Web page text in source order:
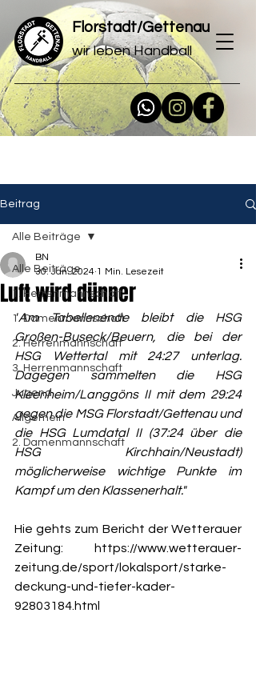
Florstadt/Gettenau
wir leben Handball
Beitrag
Alle Beiträge
1. Herrenmannschaft
1. Damenmannschaft
2. Herrenmannschaft
3. Herrenmannschaft
Jugend
Allgemein
2. Damenmannschaft
Alle Beiträge
Luft wird dünner
BN
30. Jan. 2024 1 Min. Lesezeit
"Am Tabellenende bleibt die HSG
Großen-Buseck/Beuern, die bei der
HSG Wettertal mit 24:27 unterlag.
Dagegen sammelten die HSG
Kleenheim/Langgöns II mit dem 29:24
gegen die MSG Florstadt/Gettenau und
die HSG Lumdatal II (37:24 über die
HSG Kirchhain/Neustadt)
möglicherweise wichtige Punkte im
Kampf um den Klassenerhalt."
Hie gehts zum Bericht der Wetterauer
Zeitung:
https://www.wetterauer-
zeitung.de/sport/lokalsport/starke-
deckung-und-tiefer-kader-
92803184.html